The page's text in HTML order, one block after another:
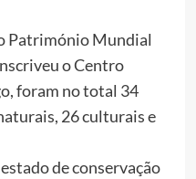
Património Mundial
o Centro
foram no total 34
26 culturais e
de conservação